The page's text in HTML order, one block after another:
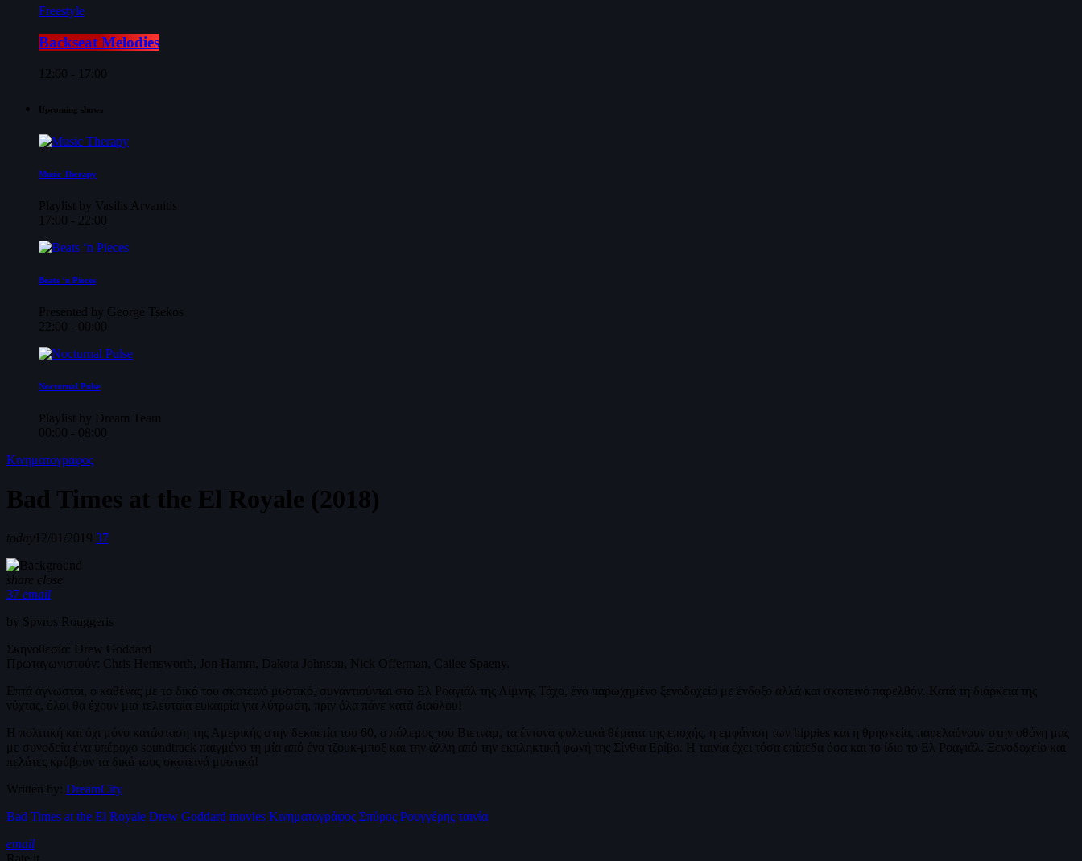
Freestyle
Backseat Melodies
12:00 - 17:00
Upcoming shows
Music Therapy
Playlist by Vasilis Arvanitis
17:00 - 22:00
Beats ‘n Pieces
Presented by George Tsekos
22:00 - 00:00
Nocturnal Pulse
Playlist by Dream Team
00:00 - 08:00
Κινηματογραφος
Bad Times at the El Royale (2018)
today 12/01/2019 37
share close
37 email
by Spyros Rouggeris
Σκηνοθεσία: Drew Goddard
Πρωταγωνιστούν: Chris Hemsworth, Jon Hamm, Dakota Johnson, Nick Offerman, Cailee Spaeny.
Επτά άγνωστοι, ο καθένας με το δικό του σκοτεινό μυστικό, συναντιούνται στο Ελ Ροαγιάλ της Λίμνης Τάχο, ένα παρωχημένο ξενοδοχείο με ένδοξο αλλά και σκοτεινό παρελθόν. Κατά τη διάρκεια της
νύχτας, όλοι θα έχουν μια τελευταία ευκαιρία για λύτρωση, πριν όλα πάνε κατά διαόλου!
Η πολιτική και όχι μόνο κατάσταση της Αμερικής στην δεκαετία του 60, ο πόλεμος του Βιετνάμ, τα έντονα φυλετικά θέματα της εποχής, η εμφάνιση των hippies και η θρησκεία, παρελαύνουν στην οθόνη μας
με συνοδεία ένα υπέροχο soundtrack παιγμένο τη μία από ένα τζουκ-μποξ και την άλλη από την εκπληκτική φωνή της Σίνθια Ερίβο. Η ταινία έχει τόσα επίπεδα όσα και το ίδιο το Ελ Ροαγιάλ. Ξενοδοχείο και
πελάτες κρύβουν τα δικά τους σκοτεινά μυστικά!
Written by: DreamCity
Bad Times at the El Royale Drew Goddard movies Κινηματογράφος Σπύρος Ρουγγέρης ταινία
email